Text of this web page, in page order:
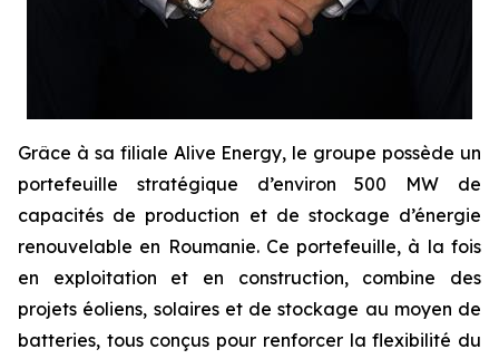
Grâce à sa filiale Alive Energy, le groupe possède un
portefeuille stratégique d’environ 500 MW de
capacités de production et de stockage d’énergie
renouvelable en Roumanie. Ce portefeuille, à la fois
en exploitation et en construction, combine des
projets éoliens, solaires et de stockage au moyen de
batteries, tous conçus pour renforcer la flexibilité du